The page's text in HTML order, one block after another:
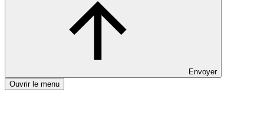
Envoyer
Ouvrir le menu